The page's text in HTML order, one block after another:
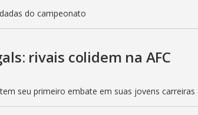
do campeonato
rivais colidem na AFC
seu primeiro embate em suas jovens carreiras